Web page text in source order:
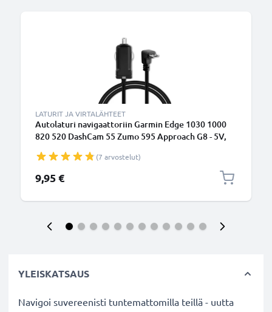
LATURIT JA VIRTALÄHTEET
Autolaturi navigaattoriin Garmin Edge 1030 1000
820 520 DashCam 55 Zumo 595 Approach G8 - 5V,
(7 arvostelut)
9,95 €
YLEISKATSAUS
Navigoi suvereenisti tuntemattomilla teillä - uutta